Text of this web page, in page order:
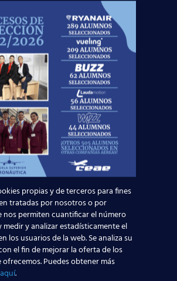
Edad:
Política de Privacidad
OXFORD ENGLISH INSTITUTE S.L.
tratará los datos personales que
de gestionar su consulta y
Puede ejercer sus derechos de
a través del e-mail
propias y de terceros para fines
tratadas por nosotros o por
nos permiten cuantificar el número
medir y analizar estadísticamente el
los usuarios de la web. Se analiza su
el fin de mejorar la oferta de los
Puedes obtener más
aquí.